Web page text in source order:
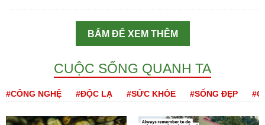
BẤM ĐỂ XEM THÊM
CUỘC SỐNG QUANH TA
#CÔNG NGHỆ #ĐỘC LẠ #SỨC KHỎE #SỐNG ĐẸP